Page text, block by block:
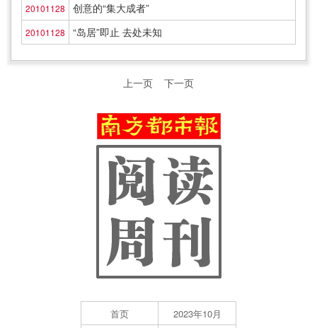
20101128 创意的“集大成者”
20101128 “岛居”即止 去处未知
上一页 下一页
首页 2023年10月